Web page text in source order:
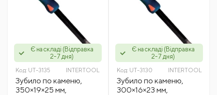
Є на складі (Відправка
2-7 дня)
Код: UT-3135 INTERTOOL
Зубило по каменю,
350×19×25 мм,
Є на складі (Відправка
2-7 дня)
Код: UT-3130 INTERTOOL
Зубило по каменю,
300×16×23 мм,